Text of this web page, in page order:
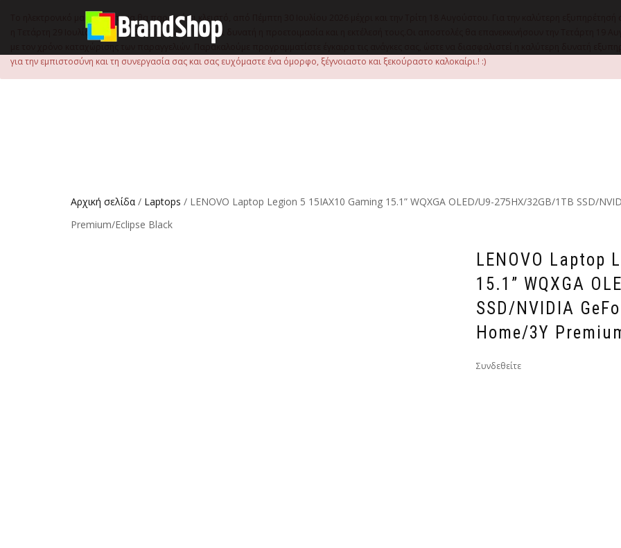
Το ηλεκτρονικό μας κατάστημα θα παραμείνει κλειστό, από Πέμπτη 30 Ιουλίου 2026 μέχρι και την Τρίτη 18 Αυγούστου. Για την καλύτερη
η Τετάρτη 29 Ιουλίου, έως τις 15:00 μ.μ., ώστε να είναι δυνατή η προετοιμασία και η εκτέλεσή τους.Οι αποστολές θα επανεκκινήσουν την Τετάρτη
με τον χρόνο καταχώρισης των παραγγελιών. Παρακαλούμε προγραμματίστε έγκαιρα τις ανάγκες σας, ώστε να διασφαλιστεί η καλύτερη δυνατή
για την εμπιστοσύνη και τη συνεργασία σας και σας ευχόμαστε ένα όμορφο, ξέγνοιαστο και ξεκούραστο καλοκαίρι.! :)
Αρχική σελίδα / Laptops / LENOVO Laptop Legion 5 15IAX10 Gaming 15.1” WQXGA OLED/U9-275HX/32GB/1TB SSD/
Premium/Eclipse Black
LENOVO Laptop
15.1” WQXGA
SSD/NVIDIA
Home/3Y
Συνδεθείτε